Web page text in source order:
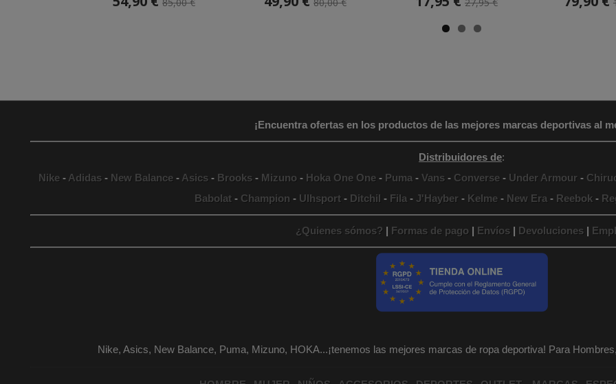
¡Encuentra ofertas en los productos de las mejores marcas deportivas al
Distribuidores de:
Nike- Adidas- New Balance- Asics- Brooks- Mizuno- Hoka One One- Puma - Vans- Converse- Under Armour-
Babolat - Champion - Ulhsport - Ditchil - Fila - J'Hayber - Kelme - New Era - Reebok -
¿Quienes sómos? | Formas de pago| Envíos| Devoluciones|
Nike, Asics, New Balance, Puma, Mizuno, HOKA...¡tenemos las mejores marcas de ropa deportiva! Para